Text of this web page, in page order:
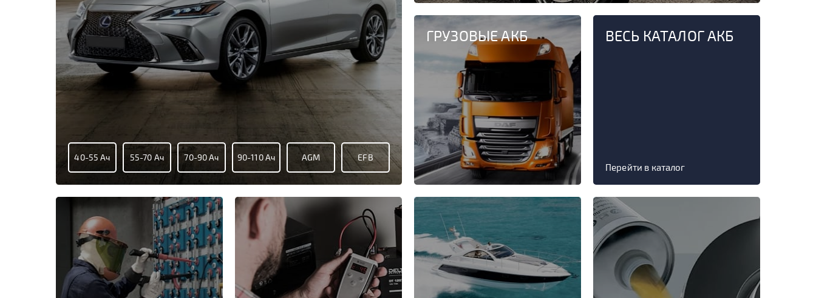
40-55 Ач 55-70 Ач 70-90 Ач 90-110 Ач AGM EFB
ГРУЗОВЫЕ АКБ ВЕСЬ КАТАЛОГ АКБ
Перейти в каталог